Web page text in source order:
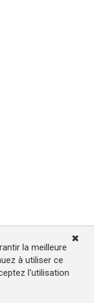
la meilleure
à utiliser ce
l'utilisation